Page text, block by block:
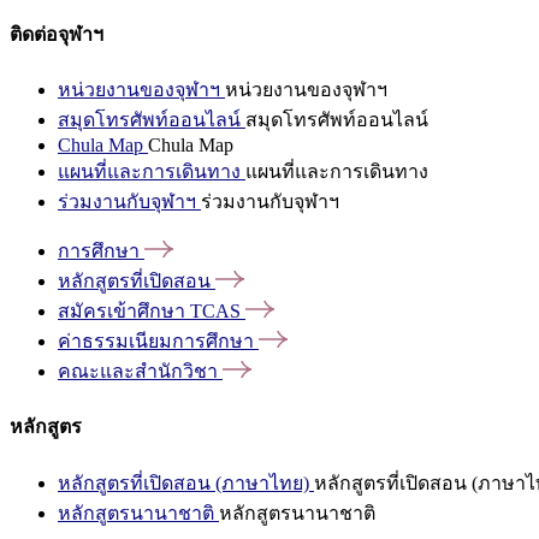
ติดต่อจุฬาฯ
หน่วยงานของจุฬาฯ หน่วยงานของจุฬาฯ
สมุดโทรศัพท์ออนไลน์ สมุดโทรศัพท์ออนไลน์
Chula Map Chula Map
แผนที่และการเดินทาง แผนที่และการเดินทาง
ร่วมงานกับจุฬาฯ ร่วมงานกับจุฬาฯ
การศึกษา
หลักสูตรที่เปิดสอน
สมัครเข้าศึกษา TCAS
ค่าธรรมเนียมการศึกษา
คณะและสำนักวิชา
หลักสูตร
หลักสูตรที่เปิดสอน (ภาษาไทย) หลักสูตรที่เปิดสอน (ภาษาไ
หลักสูตรนานาชาติ หลักสูตรนานาชาติ